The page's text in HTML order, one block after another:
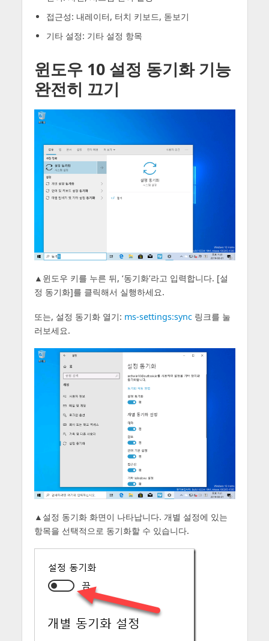
접근성: 내레이터, 터치 키보드, 돋보기
기타 설정: 기타 설정 항목
윈도우 10 설정 동기화 기능
완전히 끄기
▲윈도우 키를 누른 뒤, ‘동기화’라고 입력합니다. [설
정 동기화]를 클릭해서 실행하세요.
또는, 설정 동기화 열기: ms-settings:sync 링크를 눌
러보세요.
▲설정 동기화 화면이 나타납니다. 개별 설정에 있는
항목을 선택적으로 동기화할 수 있습니다.